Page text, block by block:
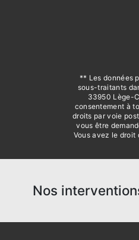
** Les données
sous-traitants
33950 Lège-
consentement à
droits par voie
vous être
Vous avez le droit
Nos